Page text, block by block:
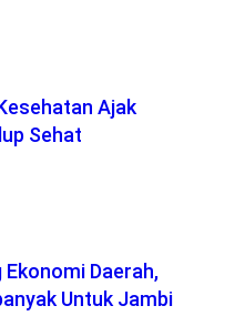
Ajak
Sehat
Daerah,
Untuk Jambi